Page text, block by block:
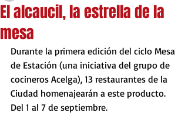
El alcaucil, la estrella de la
mesa
Durante la primera edición del ciclo Mesa
de Estación (una iniciativa del grupo de
cocineros Acelga), 13 restaurantes de la
Ciudad homenajearán a este producto.
Del 1 al 7 de septiembre.